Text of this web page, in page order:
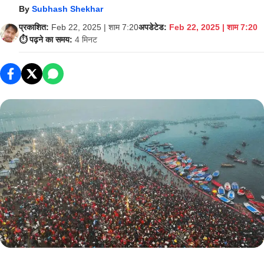
BySubhash Shekhar
प्रकाशित: Feb 22, 2025 | शाम 7:20अपडेटेड: Feb 22, 2025 | शाम 7:20
⏱️ पढ़ने का समय: 4 मिनट